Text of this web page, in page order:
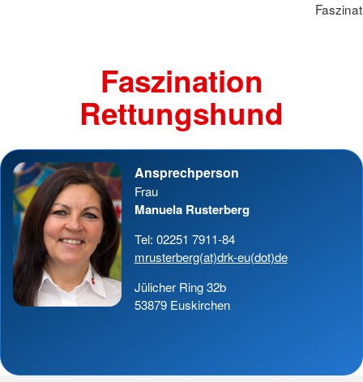
Faszination
Rettungshund
Ansprechperson
Frau
Manuela Rusterberg
Tel: 02251 7911-84
mrusterberg(at)drk-eu(dot)de
Jülicher Ring 32b
53879 Euskirchen